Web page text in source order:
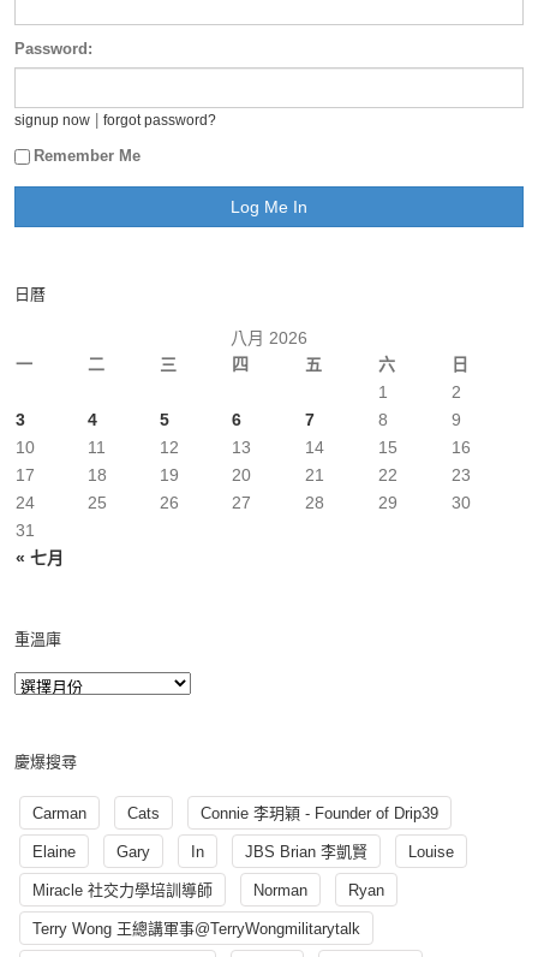
Password:
signup now forgot password?
Remember Me
日曆
八月 2026
一
二 三 四 五 六 日
« 七月
1
2
3
4 5 6 7 8
9
10
11 12 13 14 15
16
17
18 19 20 21 22
23
24
25 26 27 28 29
30
31
重溫庫
慶爆搜尋
Carman Cats Connie 李玥穎 - Founder of Drip39
Elaine Gary In JBS Brian 李凱賢 Louise
Miracle 社交力學培訓導師 Norman Ryan
Terry Wong 王總講軍事@TerryWongmilitarytalk